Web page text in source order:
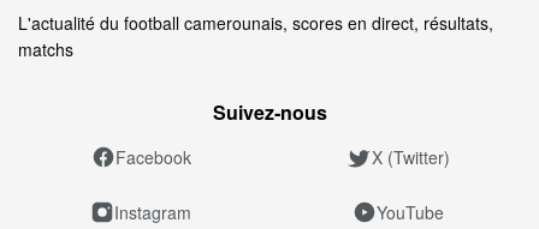
L'actualité du football camerounais, scores en direct, résultats,
matchs
Suivez‑nous
Facebook X (Twitter)
Instagram YouTube